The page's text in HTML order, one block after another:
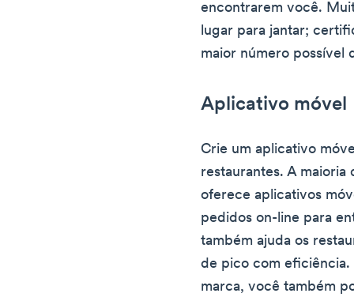
encontrarem você.
lugar para jantar;
maior número possível
Aplicativo móvel
Crie um aplicativo
restaurantes. A maioria
oferece aplicativos
pedidos on-line para
também ajuda os
de pico com eficiência.
marca, você também